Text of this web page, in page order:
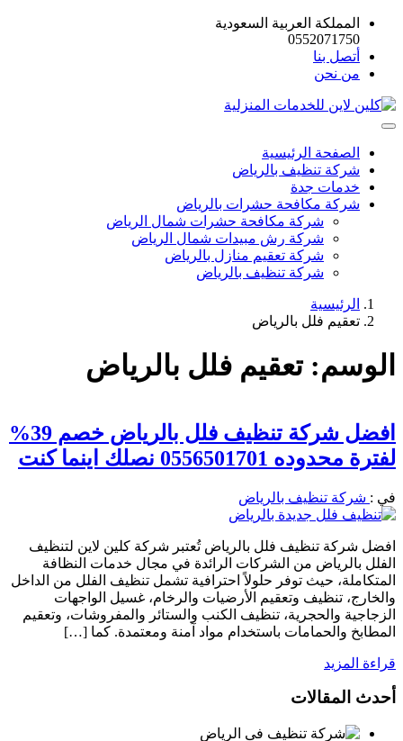
المملكة العربية السعودية
0552071750
أتصل بنا
من نحن
الصفحة الرئيسية
شركة تنظيف بالرياض
خدمات جدة
شركة مكافحة حشرات بالرياض
شركة مكافحة حشرات شمال الرياض
شركة رش مبيدات شمال الرياض
شركة تعقيم منازل بالرياض
شركة تنظيف بالرياض
الرئيسية
تعقيم فلل بالرياض
الوسم:تعقيم فلل بالرياض
افضل شركة تنظيف فلل بالرياض خصم 39%
لفترة محدوده 0556501701 نصلك اينما كنت
في : شركة تنظيف بالرياض
افضل شركة تنظيف فلل بالرياض تُعتبر شركة كلين لاين لتنظيف
الفلل بالرياض من الشركات الرائدة في مجال خدمات النظافة
المتكاملة، حيث توفر حلولاً احترافية تشمل تنظيف الفلل من الداخل
والخارج، تنظيف وتعقيم الأرضيات والرخام، غسيل الواجهات
الزجاجية والحجرية، تنظيف الكنب والستائر والمفروشات، وتعقيم
المطابخ والحمامات باستخدام مواد آمنة ومعتمدة. كما […]
قراءة المزيد
أحدث المقالات